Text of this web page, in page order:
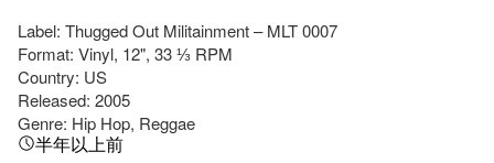
Label: Thugged Out Militainment – MLT 0007
Format: Vinyl, 12", 33 ⅓ RPM
Country: US
Released: 2005
Genre: Hip Hop, Reggae
半年以上前